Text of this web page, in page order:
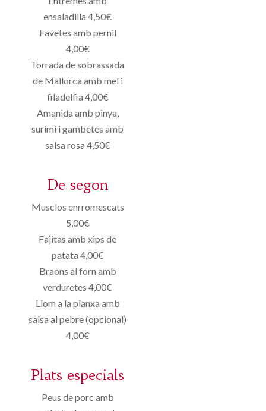
ensaladilla 4,50€
Favetes amb pernil
4,00€
Torrada de sobrassada
de Mallorca amb mel i
filadelfia 4,00€
Amanida amb pinya,
surimi i gambetes amb
salsa rosa 4,50€
De segon
Musclos enrromescats
5,00€
Fajitas amb xips de
patata 4,00€
Braons al forn amb
verduretes 4,00€
Llom a la planxa amb
salsa al pebre (opcional)
4,00€
Plats especials
Peus de porc amb